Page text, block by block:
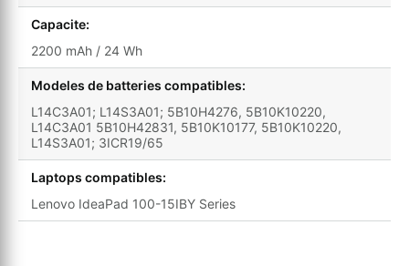
Capacite:
2200 mAh / 24 Wh
Modeles de batteries compatibles:
L14C3A01; L14S3A01; 5B10H4276, 5B10K10220,
L14C3A01 5B10H42831, 5B10K10177, 5B10K10220,
L14S3A01; 3ICR19/65
Laptops compatibles:
Lenovo IdeaPad 100-15IBY Series